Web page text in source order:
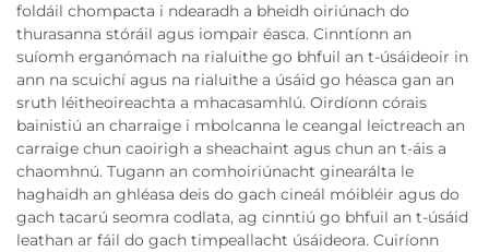
foldáil chompacta i ndearadh a bheidh oiriúnach do
thurasanna stóráil agus iompair éasca. Cinntíonn an
suíomh erganómach na rialuithe go bhfuil an t-úsáideoir in
ann na scuichí agus na rialuithe a úsáid go héasca gan an
sruth léitheoireachta a mhacasamhlú. Oirdíonn córais
bainistiú an charraige i mbolcanna le ceangal leictreach an
carraige chun caoirigh a sheachaint agus chun an t-áis a
chaomhnú. Tugann an comhoiriúnacht ginearálta le
haghaidh an ghléasa deis do gach cineál móibléir agus do
gach tacarú seomra codlata, ag cinntiú go bhfuil an t-úsáid
leathan ar fáil do gach timpeallacht úsáideora. Cuiríonn